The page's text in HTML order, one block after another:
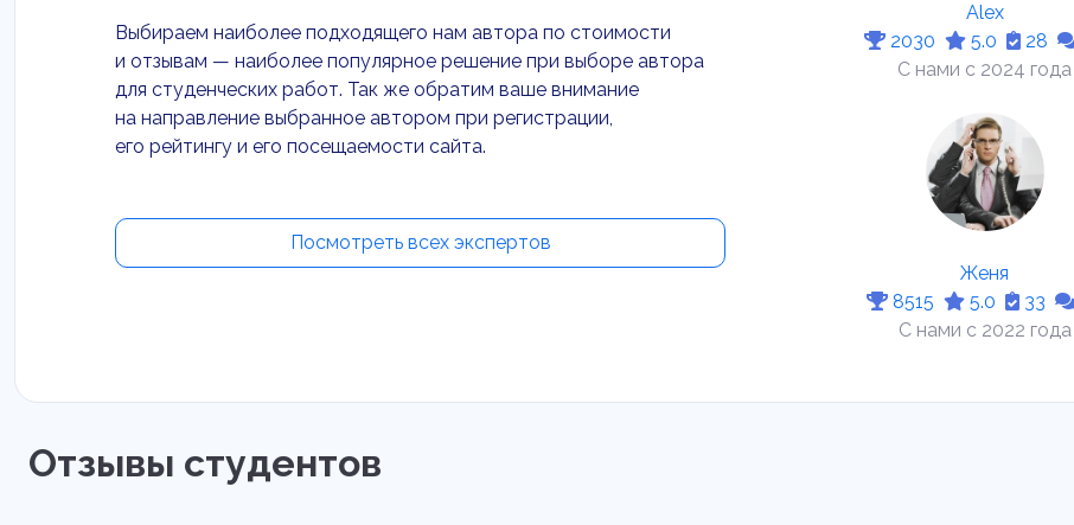
Выбираем наиболее подходящего нам автора по стоимости
и отзывам — наиболее популярное решение при выборе автора
для студенческих работ. Так же обратим ваше внимание
на направление выбранное автором при регистрации,
его рейтингу и его посещаемости сайта.
Посмотреть всех экспертов
Alex
2030
5.0 28
С нами с 2024 года
Женя
8515
5.0 33
С нами с 2022 года
Отзывы студентов